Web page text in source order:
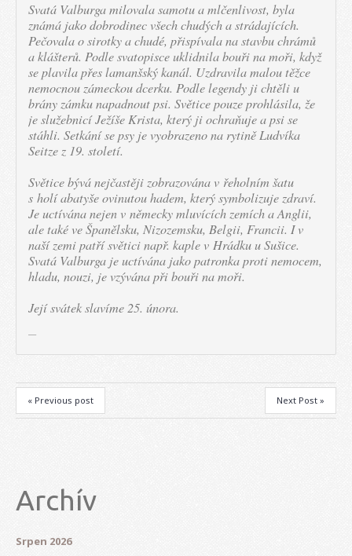
Svatá Valburga milovala samotu a mlčenlivost, byla
známá jako dobrodinec všech chudých a strádajících.
Pečovala o sirotky a chudé, přispívala na stavbu chrámů
a klášterů. Podle svatopisce uklidnila bouři na moři, když
se plavila přes lamanšský kanál. Uzdravila malou těžce
nemocnou zámeckou dcerku. Podle legendy ji chtěli u
brány zámku napadnout psi. Světice pouze prohlásila, že
je služebnicí Ježíše Krista, který ji ochraňuje a psi se
stáhli. Setkání se psy je vyobrazeno na rytině Ludvíka
Seitze z 19. století.
Světice bývá nejčastěji zobrazována v řeholním šatu
s holí abatyše ovinutou hadem, který symbolizuje zdraví.
Je uctívána nejen v německy mluvících zemích a Anglii,
ale také ve Španělsku, Nizozemsku, Belgii, Francii. I v
naší zemi patří světici např. kaple v Hrádku u Sušice.
Svatá Valburga je uctívána jako patronka proti nemocem,
hladu, nouzi, je vzývána při bouři na moři.
Její svátek slavíme 25. února.
« Previous post Next Post »
Archív
Srpen 2026